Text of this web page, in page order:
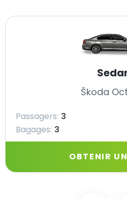
Škoda
Passagers: 3
Bagages: 3
OBTENIR